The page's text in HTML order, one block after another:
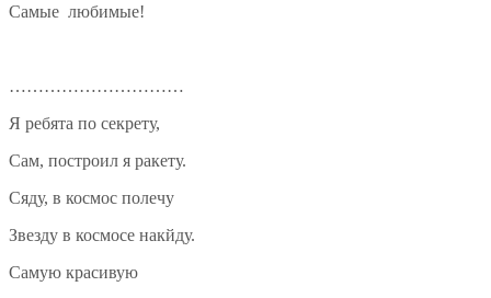
Самые любимые!
…………………………
Я ребята по секрету,
Сам, построил я ракету.
Сяду, в космос полечу
Звезду в космосе накйду.
Самую красивую